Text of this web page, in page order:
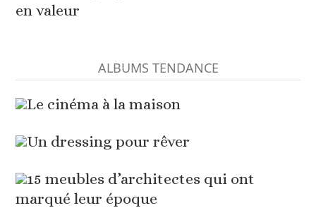
en valeur
ALBUMS TENDANCE
Le cinéma à la maison
Un dressing pour rêver
15 meubles d’architectes qui ont
marqué leur époque